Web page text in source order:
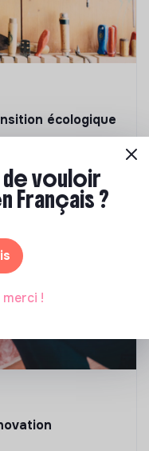
écologique
vouloir
Français ?
!